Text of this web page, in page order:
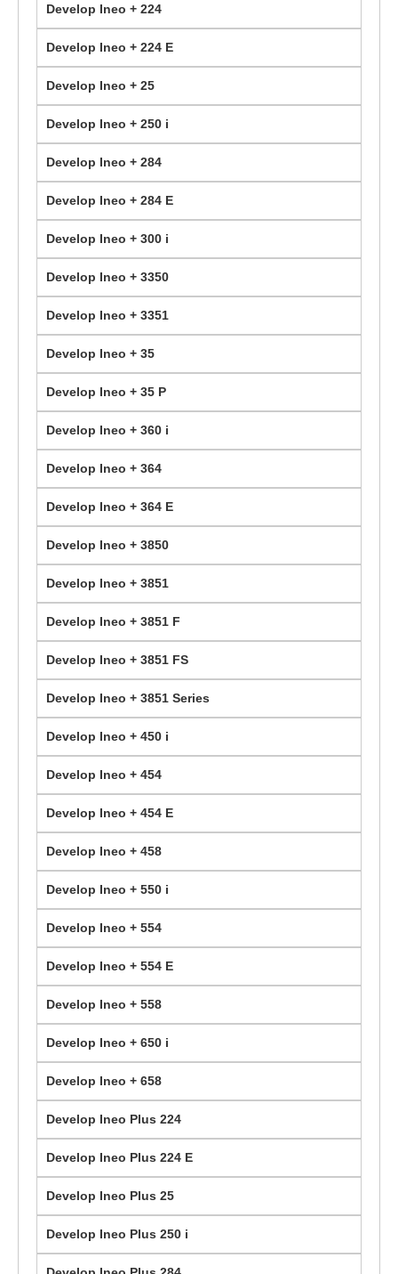
Develop Ineo + 224
Develop Ineo + 224 E
Develop Ineo + 25
Develop Ineo + 250 i
Develop Ineo + 284
Develop Ineo + 284 E
Develop Ineo + 300 i
Develop Ineo + 3350
Develop Ineo + 3351
Develop Ineo + 35
Develop Ineo + 35 P
Develop Ineo + 360 i
Develop Ineo + 364
Develop Ineo + 364 E
Develop Ineo + 3850
Develop Ineo + 3851
Develop Ineo + 3851 F
Develop Ineo + 3851 FS
Develop Ineo + 3851 Series
Develop Ineo + 450 i
Develop Ineo + 454
Develop Ineo + 454 E
Develop Ineo + 458
Develop Ineo + 550 i
Develop Ineo + 554
Develop Ineo + 554 E
Develop Ineo + 558
Develop Ineo + 650 i
Develop Ineo + 658
Develop Ineo Plus 224
Develop Ineo Plus 224 E
Develop Ineo Plus 25
Develop Ineo Plus 250 i